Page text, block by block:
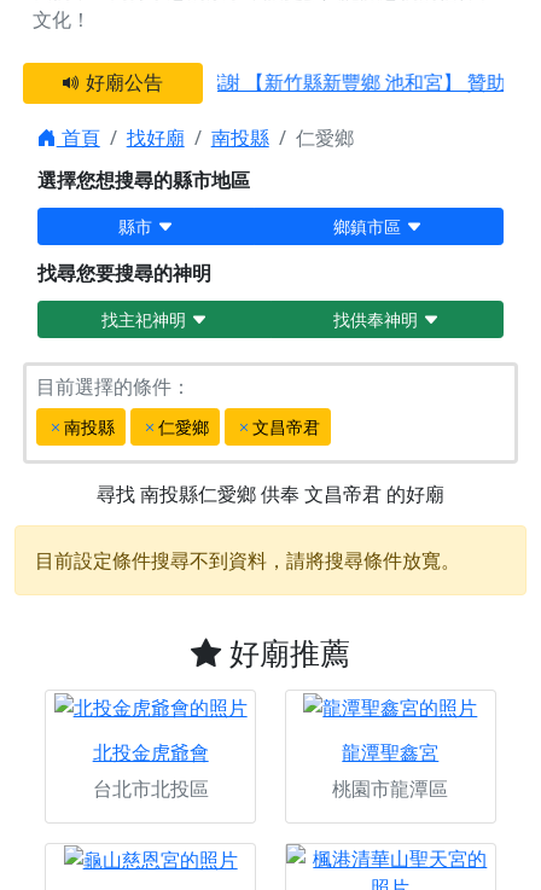
文化！
好廟公告 感謝 【新竹縣新豐鄉 池和宮】 贊助支
首頁 找好廟 南投縣
仁愛鄉
選擇您想搜尋的縣市地區
縣市 鄉鎮市區
找尋您要搜尋的神明
找主祀神明 找供奉神明
目前選擇的條件：
南投縣 仁愛鄉 文昌帝君
尋找南投縣仁愛鄉供奉 文昌帝君 的好廟
目前設定條件搜尋不到資料，請將搜尋條件放寬。
好廟推薦
北投金虎爺會
台北市北投區
龍潭聖鑫宮
桃園市龍潭區